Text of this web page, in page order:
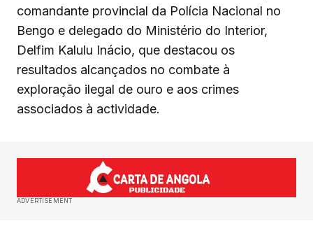
comandante provincial da Polícia Nacional no
Bengo e delegado do Ministério do Interior,
Delfim Kalulu Inácio, que destacou os
resultados alcançados no combate à
exploração ilegal de ouro e aos crimes
associados à actividade.
ADVERTISEMENT